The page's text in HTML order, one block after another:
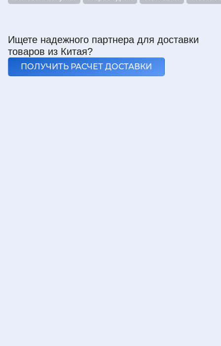
Ищете надежного партнера для доставки
товаров из Китая?
ПОЛУЧИТЬ РАСЧЕТ ДОСТАВКИ